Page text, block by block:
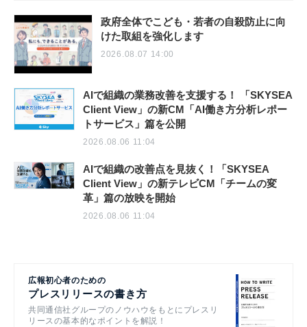
政府全体でこども・若者の自殺防止に向
けた取組を強化します
2026.08.07 14:00
AIで組織の業務改善を支援する！ 「SKYSEA
Client View」の新CM「AI働き方分析レポー
トサービス」篇を公開
2026.08.06 11:04
AIで組織の改善点を見抜く！「SKYSEA
Client View」の新テレビCM「チームの変
革」篇の放映を開始
2026.08.06 11:04
広報初心者のための
プレスリリースの書き方
共同通信社グループのノウハウをもとにプレスリ
リースの基本的なポイントを解説！